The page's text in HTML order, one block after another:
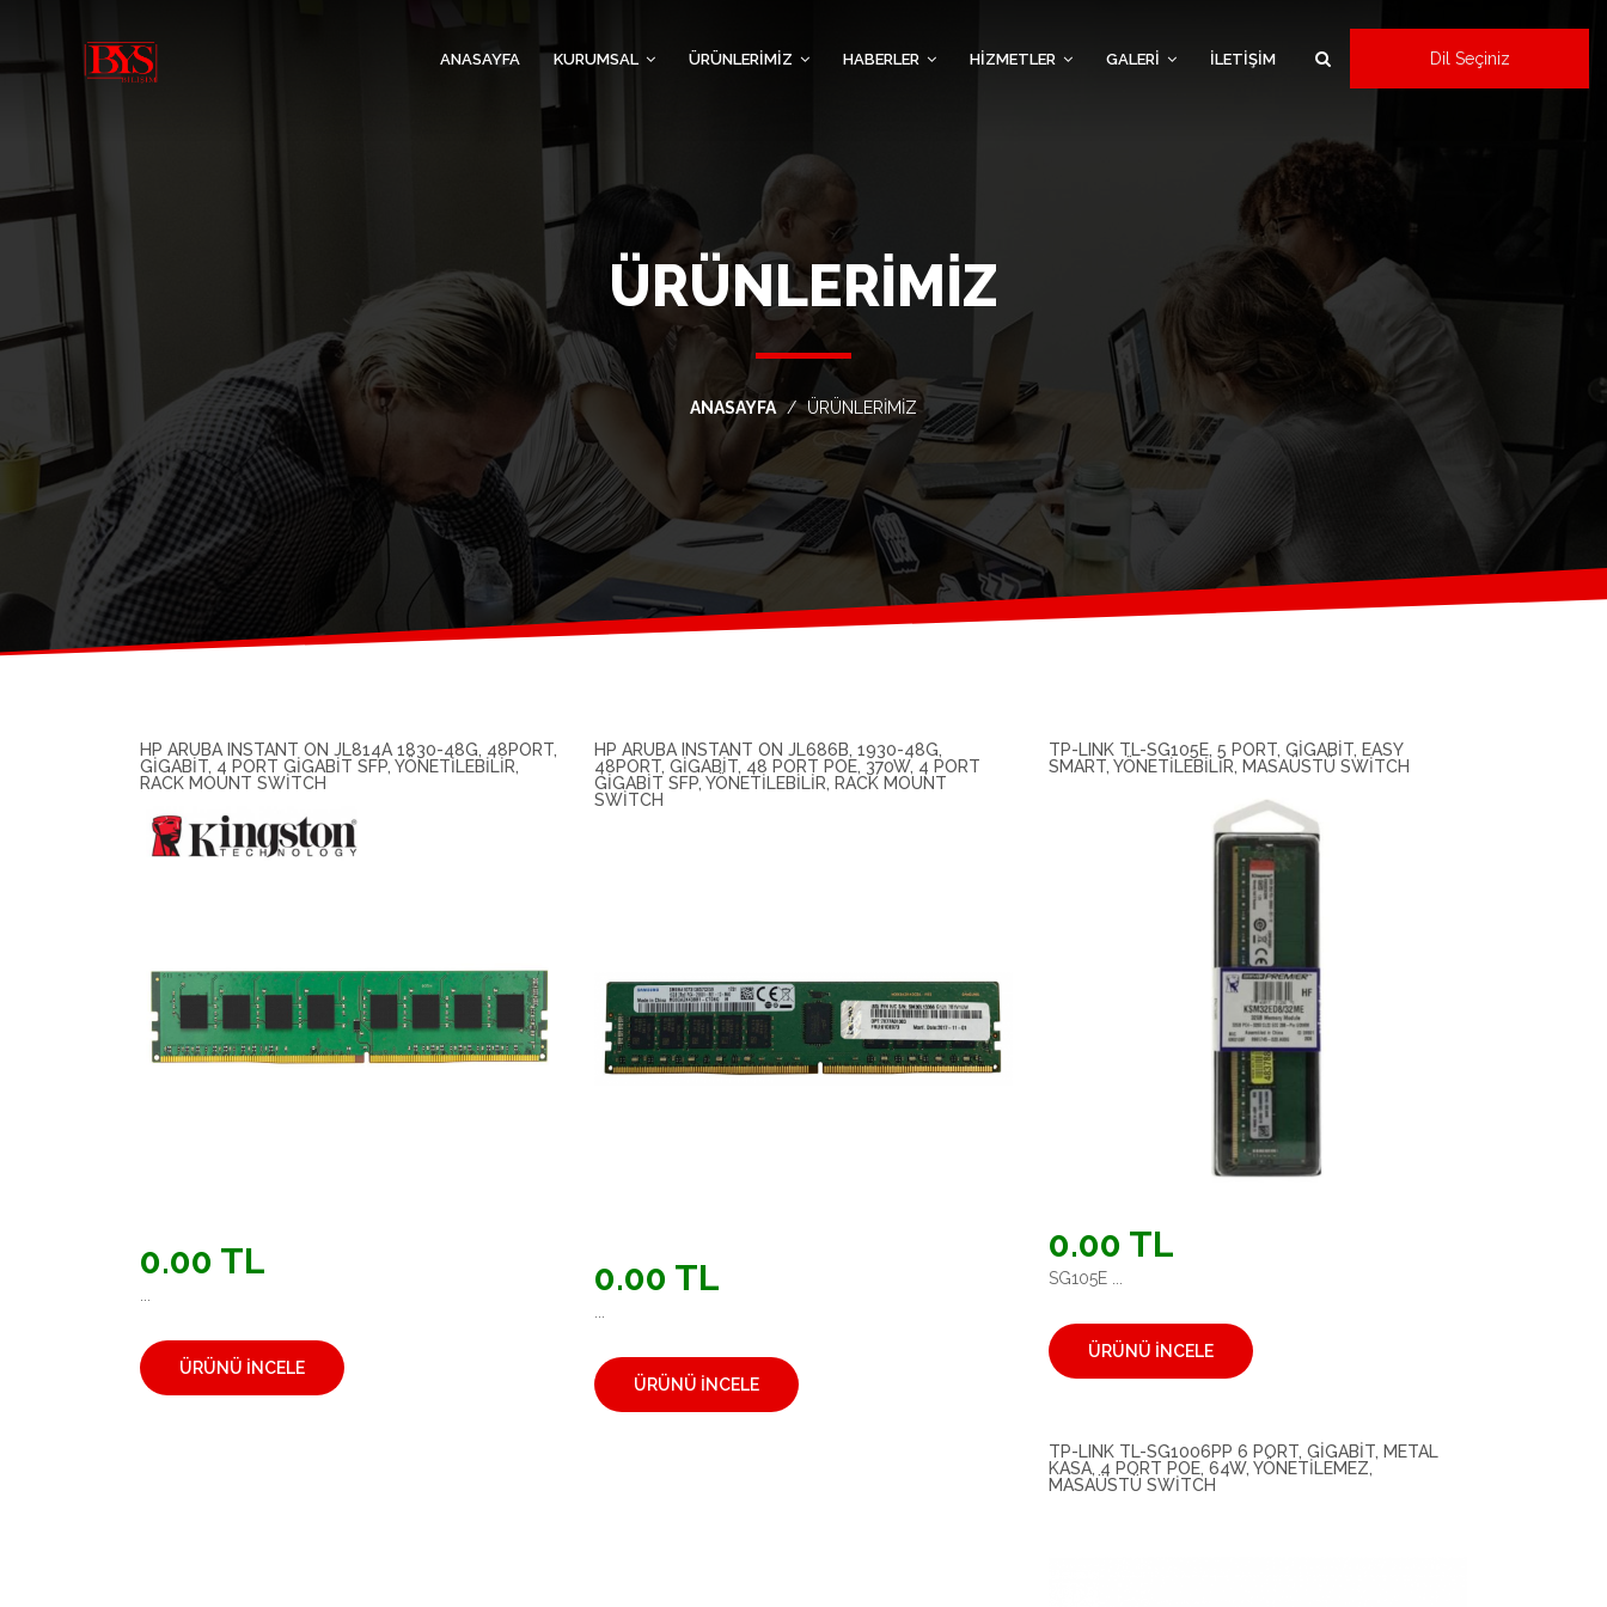
ANASAYFA KURUMSAL ÜRÜNLERİMİZ HABERLER HİZMETLER GALERİ İLETİŞİM Dil Seçiniz
ÜRÜNLERİMİZ
ANASAYFA ÜRÜNLERİMİZ
HP ARUBA INSTANT ON JL814A 1830-48G, 48PORT,
GIGABIT, 4 PORT GIGABIT SFP, YÖNETILEBILIR,
RACK MOUNT SWITCH
0.00 TL
ÜRÜNÜ İNCELE
HP ARUBA INSTANT ON JL686B, 1930-48G,
48PORT, GIGABIT, 48 PORT POE, 370W, 4 PORT
GIGABIT SFP, YÖNETILEBILIR, RACK MOUNT
SWITCH
0.00 TL
ÜRÜNÜ İNCELE
TP-LINK TL-SG105E, 5 PORT, GIGABIT, EASY
SMART, YÖNETILEBILIR, MASAÜSTÜ SWITCH
0.00 TL
SG105E ...
ÜRÜNÜ İNCELE
TP-LINK TL-SG1006PP 6 PORT, GIGABIT, METAL
KASA, 4 PORT POE, 64W, YÖNETILEMEZ,
MASAÜSTÜ SWITCH